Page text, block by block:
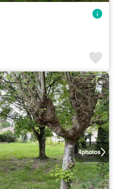
4photos